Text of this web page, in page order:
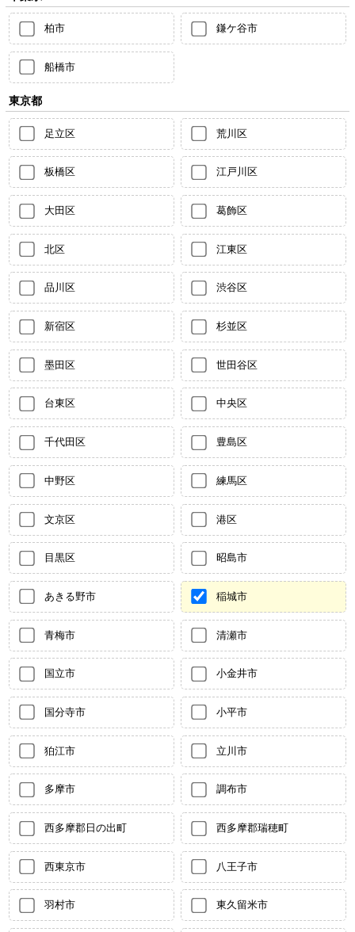
柏市 鎌ケ谷市
船橋市
東京都
足立区 荒川区
板橋区 江戸川区
大田区 葛飾区
北区 江東区
品川区 渋谷区
新宿区 杉並区
墨田区 世田谷区
台東区 中央区
千代田区 豊島区
中野区 練馬区
文京区 港区
目黒区 昭島市
あきる野市 稲城市
青梅市 清瀬市
国立市 小金井市
国分寺市 小平市
狛江市 立川市
多摩市 調布市
西多摩郡日の出町 西多摩郡瑞穂町
西東京市 八王子市
羽村市 東久留米市